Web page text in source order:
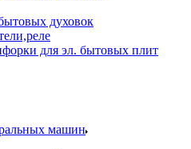
духовок
для эл. бытовых плит
машин